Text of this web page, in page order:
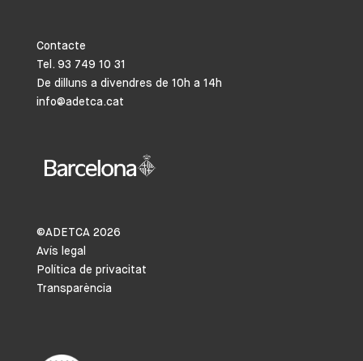
Contacte
Tel. 93 749 10 31
De dilluns a divendres de 10h a 14h
info@adetca.cat
©ADETCA 2026
Avís legal
Política de privacitat
Transparència